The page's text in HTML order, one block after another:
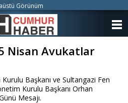
Nisan Avukatlar
Başkanı ve Sultangazi Fen
Kurulu Başkanı Orhan
Mesajı.
Görünüm
KATEGORİLER
ANKETLER